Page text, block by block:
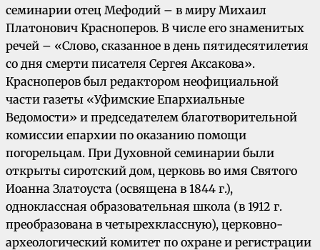
семинарии отец Мефодий – в миру Михаил
Платонович Красноперов. В числе его знаменитых
речей – «Слово, сказанное в день пятидесятилетия
со дня смерти писателя Сергея Аксакова».
Красноперов был редактором неофициальной
части газеты «Уфимские Епархиальные
Ведомости» и председателем благотворительной
комиссии епархии по оказанию помощи
погорельцам. При Духовной семинарии были
открыты сиротский дом, церковь во имя Святого
Иоанна Златоуста (освящена в 1844 г.),
одноклассная образовательная школа (в 1912 г.
преобразована в четырехклассную), церковно-
археологический комитет по охране и регистрации